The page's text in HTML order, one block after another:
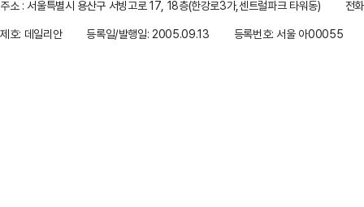
주소 : 서울특별시 용산구 서빙고로 17, 18층(한강로3가,센트럴파크 타워동)
전
제호: 데일리안
등록일/발행일: 2005.09.13 등록번호: 서울 아00055